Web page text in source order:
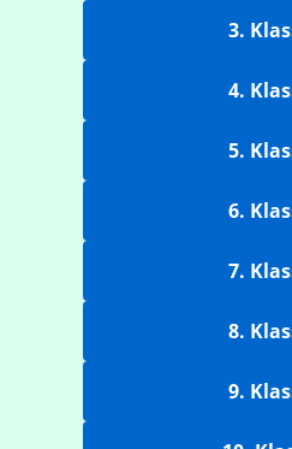
3.
4.
5.
6.
7.
8.
9.